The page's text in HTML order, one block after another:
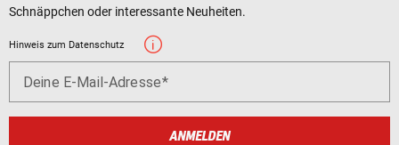
Schnäppchen oder interessante Neuheiten.
Hinweis zum Datenschutz
Deine E-Mail-Adresse
ANMELDEN